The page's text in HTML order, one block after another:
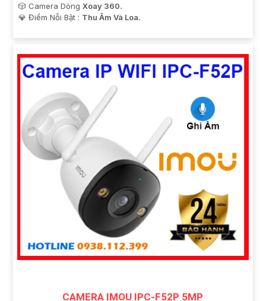
🎲 Camera Dòng Xoay 360.
️💎 Điểm Nỗi Bật : Thu Âm Và Loa.
CAMERA IMOU IPC-F52P 5MP